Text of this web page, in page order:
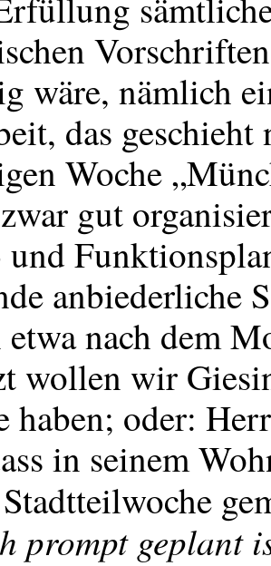
wäre, nämlich
das
Woche
gut
anbiederliche
etwa nach dem
wollen wir
haben; oder:
in seinem
prompt geplant